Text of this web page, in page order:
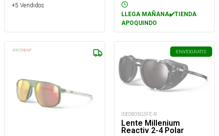
+5 Vendidos
LLEGA MAÑANA✔️TIENDA
APOQUINDO
ENVÍOGRATIS
IDE080503FE-R
Lente Millenium
Reactiv 2-4 Polar